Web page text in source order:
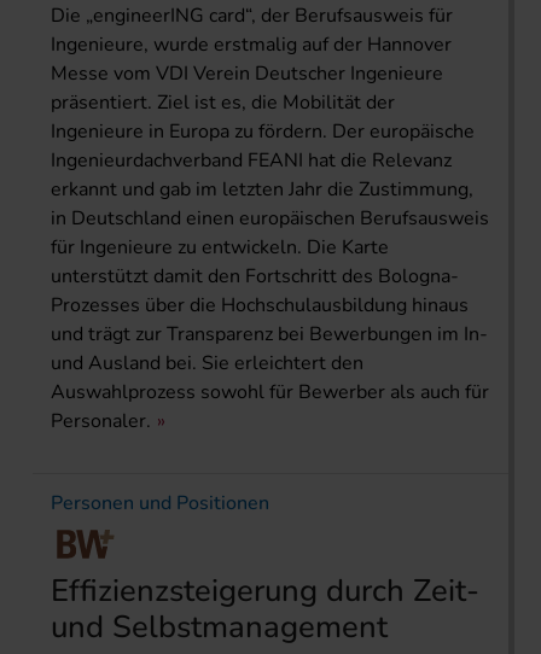
Die „engineerING card“, der Berufsausweis für
Ingenieure, wurde erstmalig auf der Hannover
Messe vom VDI Verein Deutscher Ingenieure
präsentiert. Ziel ist es, die Mobilität der
Ingenieure in Europa zu fördern. Der europäische
Ingenieurdachverband FEANI hat die Relevanz
erkannt und gab im letzten Jahr die Zustimmung,
in Deutschland einen europäischen Berufsausweis
für Ingenieure zu entwickeln. Die Karte
unterstützt damit den Fortschritt des Bologna-
Prozesses über die Hochschulausbildung hinaus
und trägt zur Transparenz bei Bewerbungen im In-
und Ausland bei. Sie erleichtert den
Auswahlprozess sowohl für Bewerber als auch für
Personaler.
Personen und Positionen
Effizienzsteigerung durch Zeit-
und Selbstmanagement